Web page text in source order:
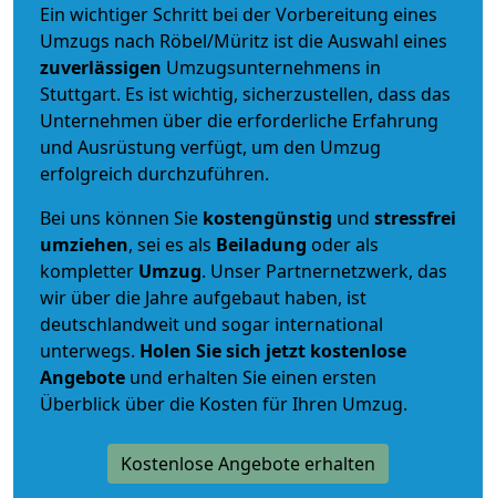
Ein wichtiger Schritt bei der Vorbereitung eines
Umzugs nach Röbel/Müritz ist die Auswahl eines
zuverlässigen Umzugsunternehmens in
Stuttgart. Es ist wichtig, sicherzustellen, dass das
Unternehmen über die erforderliche Erfahrung
und Ausrüstung verfügt, um den Umzug
erfolgreich durchzuführen.
Bei uns können Sie kostengünstig und stressfrei
umziehen, sei es als Beiladung oder als
kompletter Umzug. Unser Partnernetzwerk, das
wir über die Jahre aufgebaut haben, ist
deutschlandweit und sogar international
unterwegs. Holen Sie sich jetzt kostenlose
Angebote und erhalten Sie einen ersten
Überblick über die Kosten für Ihren Umzug.
Kostenlose Angebote erhalten